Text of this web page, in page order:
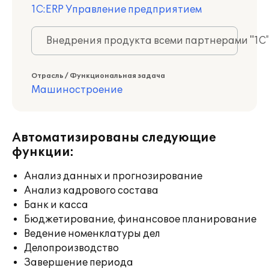
1С:ERP Управление предприятием
Внедрения продукта всеми партнерами
Отрасль / Функциональная задача
Машиностроение
Автоматизированы следующие
функции:
Анализ данных и прогнозирование
Анализ кадрового состава
Банк и касса
Бюджетирование, финансовое планирование
Ведение номенклатуры дел
Делопроизводство
Завершение периода